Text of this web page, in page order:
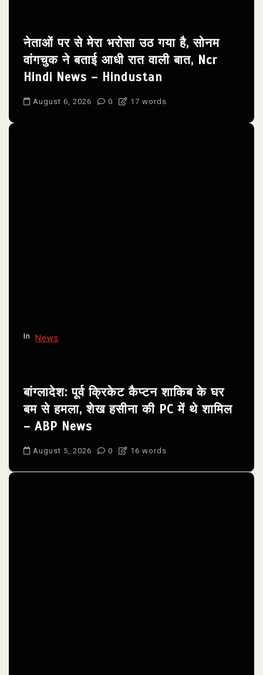
नेताओं पर से मेरा भरोसा उठ गया है, सोनम
वांगचुक ने बताई आधी रात वाली बात, Ncr
Hindi News – Hindustan
August 6, 2026 0 17 words
In News
बांग्लादेश: पूर्व क्रिकेट कैप्टन शाकिब के घर
बम से हमला, शेख हसीना की PC में थे शामिल
– ABP News
August 5, 2026 0 16 words